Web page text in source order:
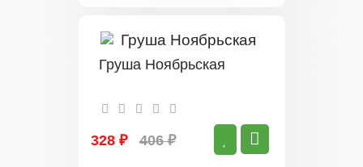
Груша Ноябрьская
328 ₽ 406 ₽